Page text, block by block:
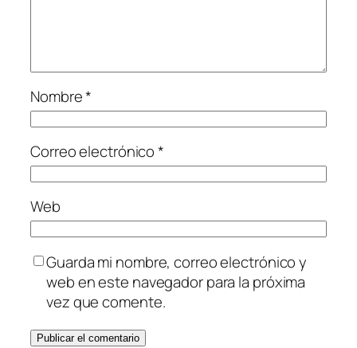
Nombre*
Correo electrónico*
Web
Guarda mi nombre, correo electrónico y
web en este navegador para la próxima
vez que comente.